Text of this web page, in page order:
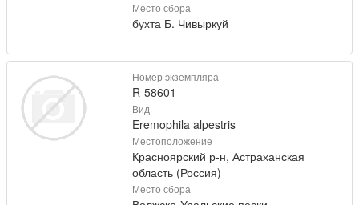
Место сбора
бухта Б. Чивыркуй
Номер экземпляра
R-58601
Вид
Eremophila alpestris
Местоположение
Красноярский р-н, Астраханская
область (Россия)
Место сбора